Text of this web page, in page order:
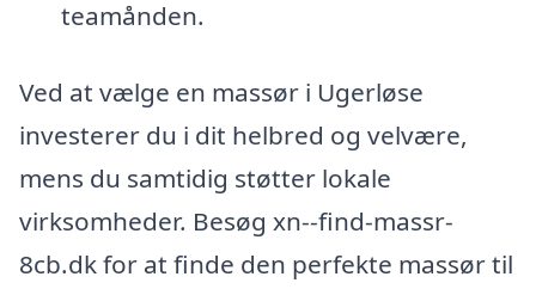
teamånden.
Ved at vælge en massør i Ugerløse
investerer du i dit helbred og velvære,
mens du samtidig støtter lokale
virksomheder. Besøg xn--find-massr-
8cb.dk for at finde den perfekte massør til